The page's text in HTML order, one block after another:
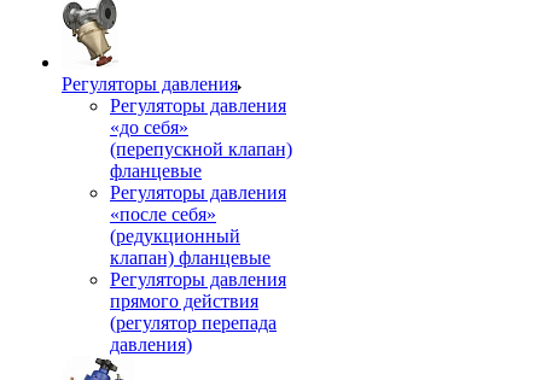
Регуляторы давления
Регуляторы давления
«до себя»
(перепускной клапан)
фланцевые
Регуляторы давления
«после себя»
(редукционный
клапан) фланцевые
Регуляторы давления
прямого действия
(регулятор перепада
давления)